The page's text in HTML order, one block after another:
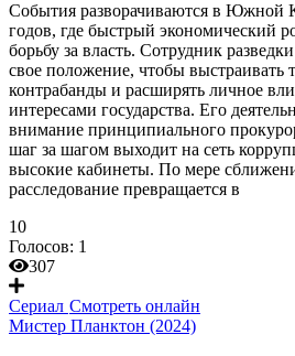
События разворачиваются в Южной
годов, где быстрый экономический
борьбу за власть. Сотрудник
свое положение, чтобы выстраивать
контрабанды и расширять личное
интересами государства. Его
внимание принципиального
шаг за шагом выходит на сеть
высокие кабинеты. По мере
расследование превращается в
10
Голосов: 1
307
Сериал Смотреть онлайн
Мистер Планктон (2024)